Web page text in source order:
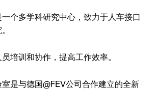
个多学科研究中心，致力于人车接口
培训和协作，提高工作效率。
是与德国@FEV公司合作建立的全新